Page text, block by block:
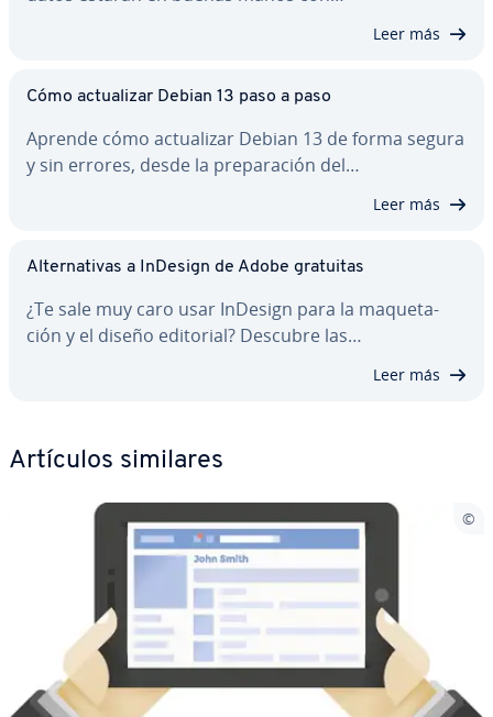
Leer más
Cómo ac­tua­li­zar Debian 13 paso a paso
Aprende cómo ac­tua­li­zar Debian 13 de forma segura
y sin errores, desde la pre­pa­ra­ción del…
Leer más
Al­te­r­na­ti­vas a InDesign de Adobe gratuitas
¿Te sale muy caro usar InDesign para la ma­que­ta­
ción y el diseño editorial? Descubre las…
Leer más
Artículos similares